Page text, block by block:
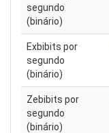
segundo
(binário)
Exbibits por
segundo
(binário)
Zebibits por
segundo
(binário)